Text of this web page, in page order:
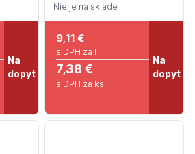
Na
dopyt
Nie je na sklade
9,11 €
s DPH za l
7,38 €
s DPH za ks
Na
dopyt